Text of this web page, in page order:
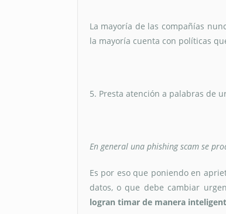
La mayoría de las compañías
la mayoría cuenta con políticas
5. Presta atención a palabras de
En general una phishing scam se
Es por eso que poniendo en
datos, o que debe cambiar
logran timar de manera